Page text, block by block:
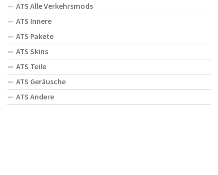
ATS Alle Verkehrsmods
ATS Innere
ATS Pakete
ATS Skins
ATS Teile
ATS Geräusche
ATS Andere